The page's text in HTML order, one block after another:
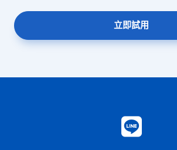
立即試用